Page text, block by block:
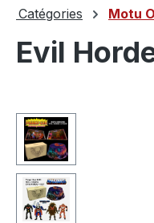
Catégories Motu
Evil
Ignorer la galerie